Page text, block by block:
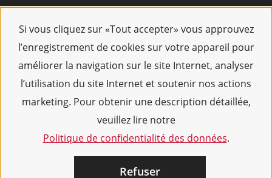
Si vous cliquez sur «Tout accepter» vous approuvez
l’enregistrement de cookies sur votre appareil pour
améliorer la navigation sur le site Internet, analyser
l’utilisation du site Internet et soutenir nos actions
marketing. Pour obtenir une description détaillée,
veuillez lire notre
Politique de confidentialité des données.
Refuser